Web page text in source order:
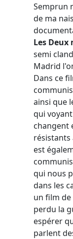
Semprun
de ma
Les Deux
semi
Madrid
Dans ce
ainsi que
qui
changent
résistants
est
qui nous
dans les
un film
perdu la
espérer
parlent